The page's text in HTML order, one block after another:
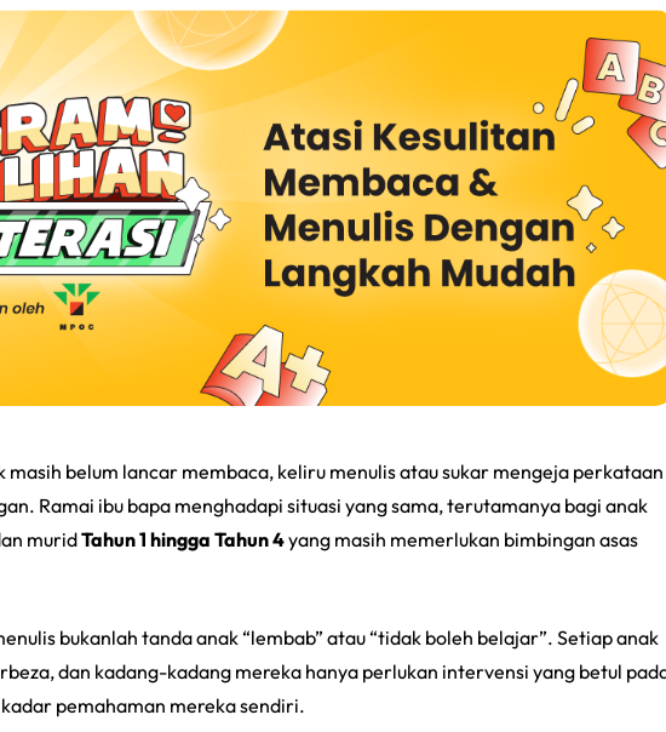
masih belum lancar membaca, keliru menulis atau sukar mengeja perkataan
Ramai ibu bapa menghadapi situasi yang sama, terutamanya bagi anak
muridTahun 1 hingga Tahun 4yang masih memerlukan bimbingan asas
bukanlah tanda anak “lembab” atau “tidak boleh belajar”. Setiap anak
dan kadang-kadang mereka hanya perlukan intervensi yang betul
pemahaman mereka sendiri.